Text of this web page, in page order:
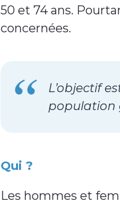
50 et 74 ans.
concernées.
L’objectif
population
Qui ?
Les hommes et